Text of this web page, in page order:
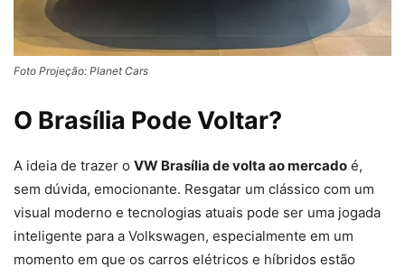
Foto Projeção: Planet Cars
O Brasília Pode Voltar?
A ideia de trazer o VW Brasília de volta ao mercado é,
sem dúvida, emocionante. Resgatar um clássico com um
visual moderno e tecnologias atuais pode ser uma jogada
inteligente para a Volkswagen, especialmente em um
momento em que os carros elétricos e híbridos estão